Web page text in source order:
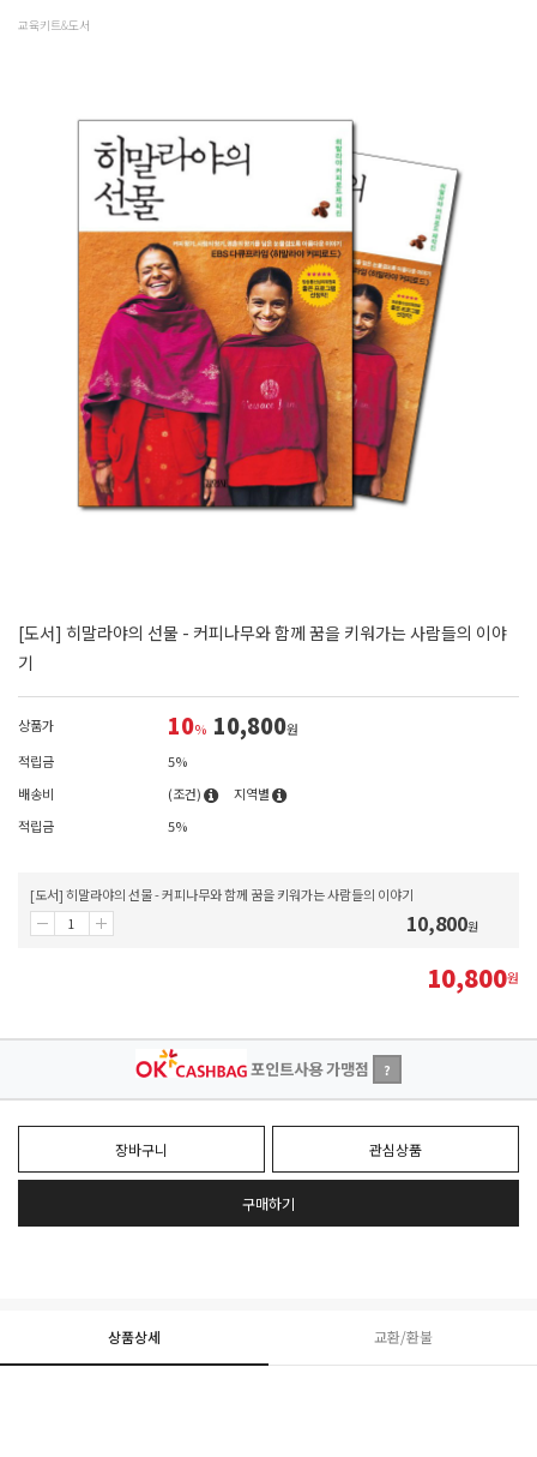
교육키트&도서
[도서] 히말라야의 선물 - 커피나무와 함께 꿈을 키워가는 사람들의 이야
기
상품가 10% 10,800원
적립금
5%
배송비
(조건)
지역별
적립금
5%
[도서] 히말라야의 선물 - 커피나무와 함께 꿈을 키워가는 사람들의 이야기
10,800원
10,800원
포인트사용 가맹점 ?
장바구니 관심상품
구매하기
상품상세 교환/환불